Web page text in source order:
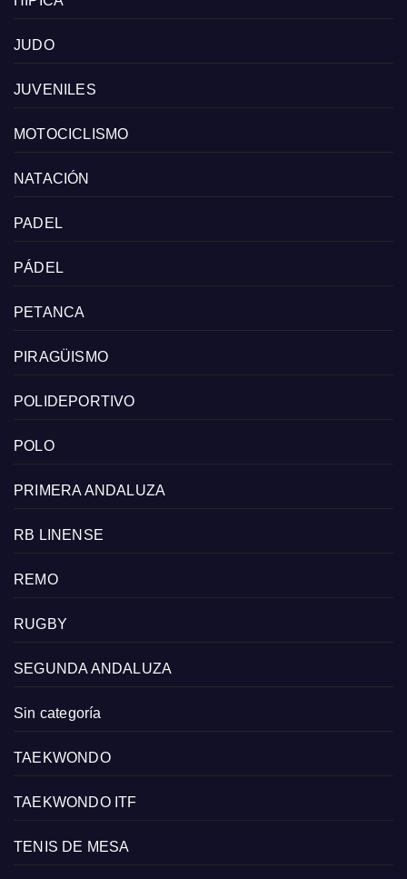
JUDO
JUVENILES
MOTOCICLISMO
NATACIÓN
PADEL
PÁDEL
PETANCA
PIRAGÜISMO
POLIDEPORTIVO
POLO
PRIMERA ANDALUZA
RB LINENSE
REMO
RUGBY
SEGUNDA ANDALUZA
Sin categoría
TAEKWONDO
TAEKWONDO ITF
TENIS DE MESA